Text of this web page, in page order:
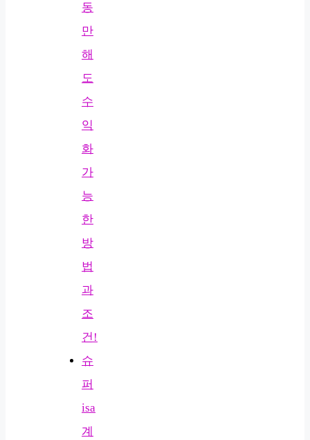
동
만
해
도
수
익
화
가
능
한
방
법
과
조
건!
슈
퍼
isa
계